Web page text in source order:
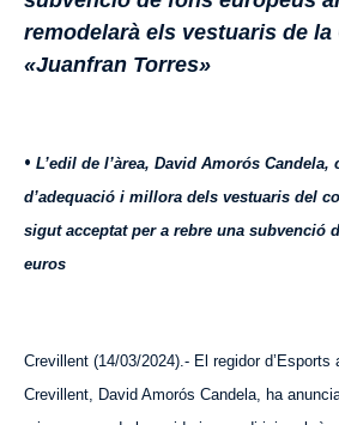
remodelarà els vestuaris de
«Juanfran Torres»
• L’edil de l’àrea, David Amorós
d’adequació i millora dels vestuaris del
sigut acceptat per a rebre una subvenció
euros
Crevillent (14/03/2024).- El regidor d’Esports
Crevillent, David Amorós Candela, ha